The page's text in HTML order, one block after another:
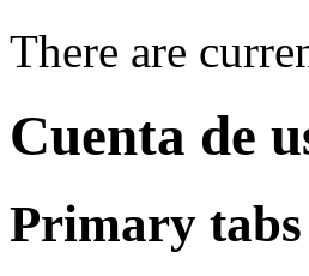
There are
Cuenta de
Primary tabs